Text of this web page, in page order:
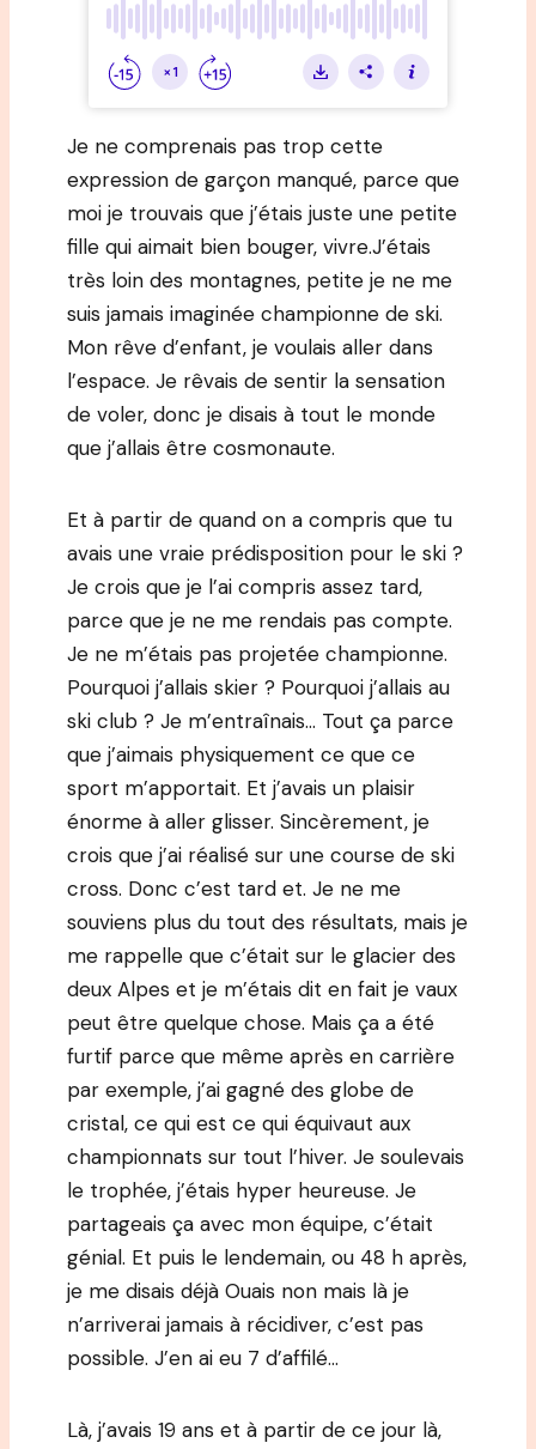
Je ne comprenais pas trop cette
expression de garçon manqué, parce que
moi je trouvais que j’étais juste une petite
fille qui aimait bien bouger, vivre.J’étais
très loin des montagnes, petite je ne me
suis jamais imaginée championne de ski.
Mon rêve d’enfant, je voulais aller dans
l’espace. Je rêvais de sentir la sensation
de voler, donc je disais à tout le monde
que j’allais être cosmonaute.
Et à partir de quand on a compris que tu
avais une vraie prédisposition pour le ski ?
Je crois que je l’ai compris assez tard,
parce que je ne me rendais pas compte.
Je ne m’étais pas projetée championne.
Pourquoi j’allais skier ? Pourquoi j’allais au
ski club ? Je m’entraînais… Tout ça parce
que j’aimais physiquement ce que ce
sport m’apportait. Et j’avais un plaisir
énorme à aller glisser. Sincèrement, je
crois que j’ai réalisé sur une course de ski
cross. Donc c’est tard et. Je ne me
souviens plus du tout des résultats, mais je
me rappelle que c’était sur le glacier des
deux Alpes et je m’étais dit en fait je vaux
peut être quelque chose. Mais ça a été
furtif parce que même après en carrière
par exemple, j’ai gagné des globe de
cristal, ce qui est ce qui équivaut aux
championnats sur tout l’hiver. Je soulevais
le trophée, j’étais hyper heureuse. Je
partageais ça avec mon équipe, c’était
génial. Et puis le lendemain, ou 48 h après,
je me disais déjà Ouais non mais là je
n’arriverai jamais à récidiver, c’est pas
possible. J’en ai eu 7 d’affilé…
Là, j’avais 19 ans et à partir de ce jour là,